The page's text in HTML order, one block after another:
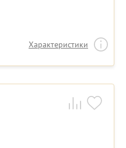
Характеристики